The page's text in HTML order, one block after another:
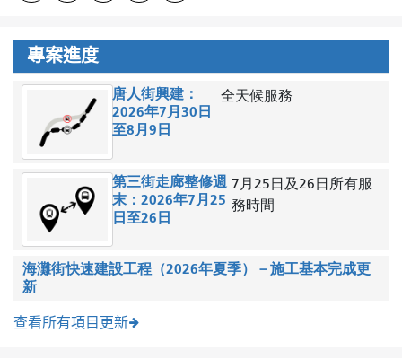
專案進度
唐人街興建：
2026年7月30日
至8月9日
全天候服務
第三街走廊整修週
末：2026年7月25
日至26日
7月25日及26日所有服
務時間
海灘街快速建設工程（2026年夏季）－施工基本完成更
新
查看所有項目更新